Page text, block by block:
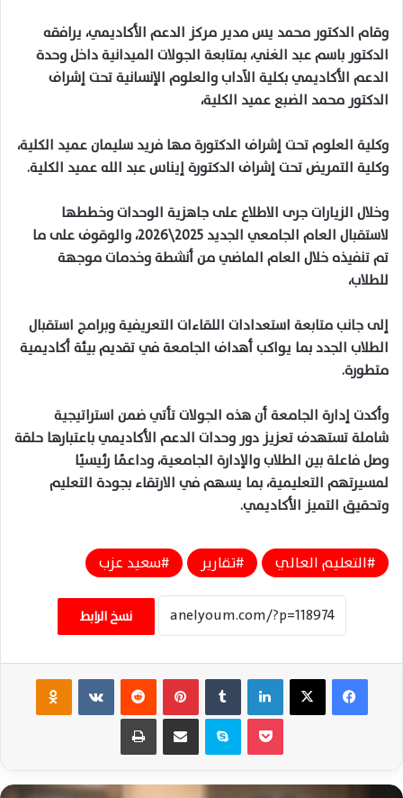
وقام الدكتور محمد يس مدير مركز الدعم الأكاديمي، يرافقه
الدكتور باسم عبد الغني، بمتابعة الجولات الميدانية داخل وحدة
الدعم الأكاديمي بكلية الآداب والعلوم الإنسانية تحت إشراف
الدكتور محمد الضبع عميد الكلية،
وكلية العلوم تحت إشراف الدكتورة مها فريد سليمان عميد الكلية،
وكلية التمريض تحت إشراف الدكتورة إيناس عبد الله عميد الكلية.
وخلال الزيارات جرى الاطلاع على جاهزية الوحدات وخططها
لاستقبال العام الجامعي الجديد 2025\2026، والوقوف على ما
تم تنفيذه خلال العام الماضي من أنشطة وخدمات موجهة
للطلاب،
إلى جانب متابعة استعدادات اللقاءات التعريفية وبرامج استقبال
الطلاب الجدد بما يواكب أهداف الجامعة في تقديم بيئة أكاديمية
متطورة.
وأكدت إدارة الجامعة أن هذه الجولات تأتي ضمن استراتيجية
شاملة تستهدف تعزيز دور وحدات الدعم الأكاديمي باعتبارها حلقة
وصل فاعلة بين الطلاب والإدارة الجامعية، وداعمًا رئيسيًا
لمسيرتهم التعليمية، بما يسهم في الارتقاء بجودة التعليم
وتحقيق التميز الأكاديمي.
التعليم العالي تقارير سعيد عزب
نسخ الرابط
فيسبوك ‫X لينكدإن بينتيريست ‏VKontakte
سكايب مشاركة عبر البريد طباعة